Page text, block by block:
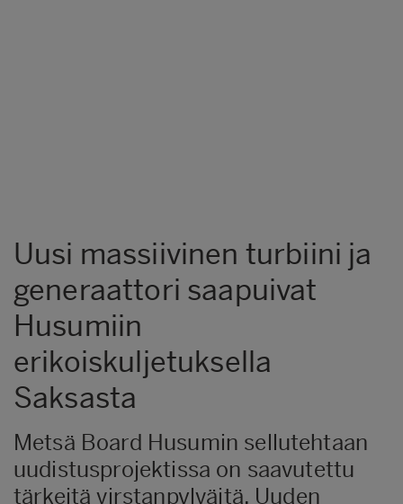
Uusi massiivinen turbiini ja
generaattori saapuivat
Husumiin
erikoiskuljetuksella
Saksasta
Metsä Board Husumin sellutehtaan
uudistusprojektissa on saavutettu
tärkeitä virstanpylväitä. Uuden